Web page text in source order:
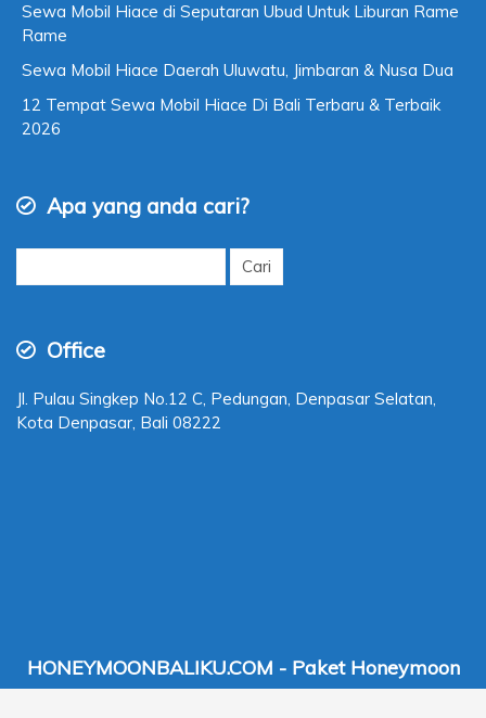
Sewa Mobil Hiace di Seputaran Ubud Untuk Liburan Rame
Rame
Sewa Mobil Hiace Daerah Uluwatu, Jimbaran & Nusa Dua
12 Tempat Sewa Mobil Hiace Di Bali Terbaru & Terbaik
2026
Apa yang anda cari?
Cari
Office
Jl. Pulau Singkep No.12 C, Pedungan, Denpasar Selatan,
Kota Denpasar, Bali 08222
HONEYMOONBALIKU.COM - Paket Honeymoon
Bali Murah 2026